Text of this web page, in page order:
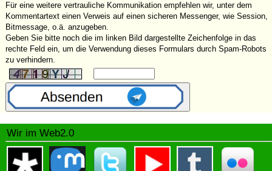
Für eine weitere vertrauliche Kommunikation empfehlen wir, unter dem
Kommentartext einen Verweis auf einen sicheren Messenger, wie Session,
Bitmessage, o.ä. anzugeben.
Geben Sie bitte noch die im linken Bild dargestellte Zeichenfolge in das
rechte Feld ein, um die Verwendung dieses Formulars durch Spam-Robots
zu verhindern.
Wir im Web2.0